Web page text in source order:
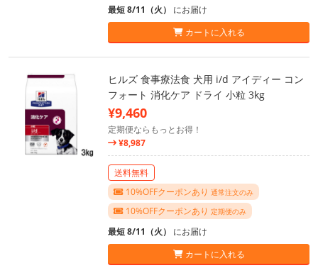
最短 8/11（火） にお届け
カートに入れる
ヒルズ 食事療法食 犬用 i/d アイディー コン
フォート 消化ケア ドライ 小粒 3kg
¥9,460
定期便ならもっとお得！
¥8,987
送料無料
10%OFFクーポンあり 通常注文のみ
10%OFFクーポンあり 定期便のみ
最短 8/11（火） にお届け
カートに入れる